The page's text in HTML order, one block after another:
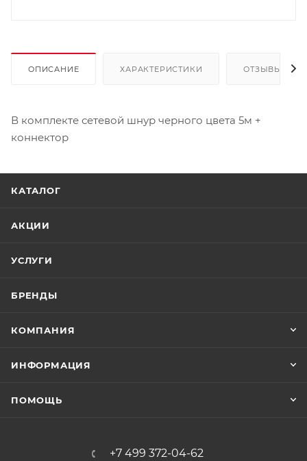
ОПИСАНИЕ ХАРАКТЕРИСТИКИ ОТЗЫВЫ
В комплекте сетевой шнур черного цвета 5м +
коннектор
КАТАЛОГ
АКЦИИ
УСЛУГИ
БРЕНДЫ
КОМПАНИЯ
ИНФОРМАЦИЯ
ПОМОЩЬ
+7 499 372-04-62